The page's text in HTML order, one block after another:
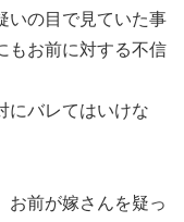
いの目で見ていた事
もお前に対する不信
にバレてはいけな
お前が嫁さんを疑っ